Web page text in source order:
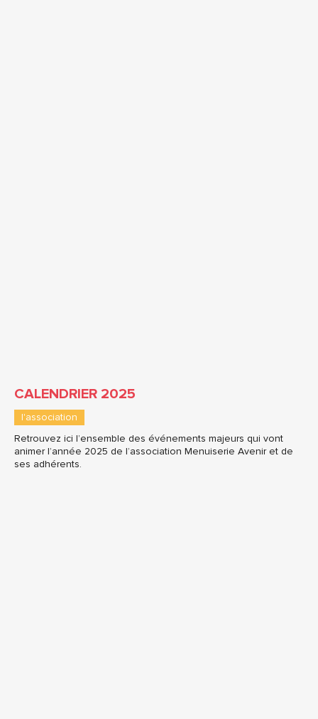
CALENDRIER 2025
l'association
Retrouvez ici l’ensemble des événements majeurs qui vont
animer l’année 2025 de l’association Menuiserie Avenir et de
ses adhérents.